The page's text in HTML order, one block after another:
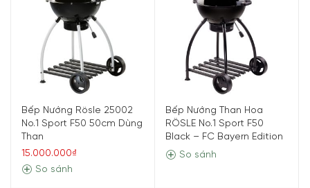
Bếp Nướng Rösle 25002
No.1 Sport F50 50cm Dùng
Than
15.000.000₫
So sánh
Bếp Nướng Than Hoa
RÖSLE No.1 Sport F50
Black – FC Bayern Edition
So sánh